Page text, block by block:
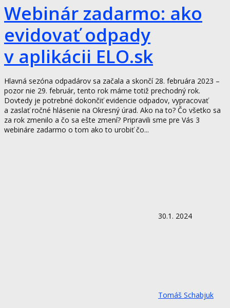
Webinár zadarmo: ako
evidovať odpady
v aplikácii ELO.sk
Hlavná sezóna odpadárov sa začala a skončí 28. februára 2023 –
pozor nie 29. február, tento rok máme totiž prechodný rok.
Dovtedy je potrebné dokončiť evidencie odpadov, vypracovať
a zaslať ročné hlásenie na Okresný úrad. Ako na to? Čo všetko sa
za rok zmenilo a čo sa ešte zmení? Pripravili sme pre Vás 3
webináre zadarmo o tom ako to urobiť čo...
30.1. 2024
Tomáš Schabjuk